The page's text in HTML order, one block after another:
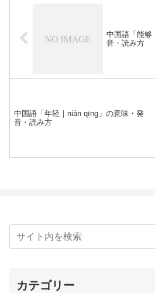
中国語「能够
音・読み方
中国語「年轻｜nián qīng」の意味・発
音・読み方
カテゴリー